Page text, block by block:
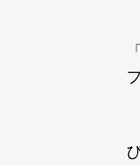
「